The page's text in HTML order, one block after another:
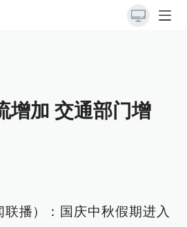
增加 交通部门增
联播）：国庆中秋假期进入